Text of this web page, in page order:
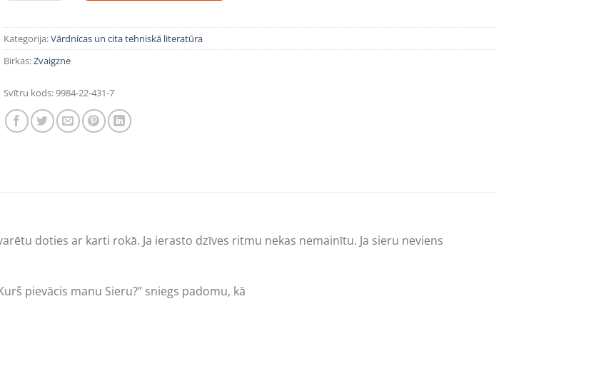
Kategorija:Vārdnīcas un cita tehniskā literatūra
Birkas:Zvaigzne
Svītru kods:9984-22-431-7
doties ar karti rokā. Ja ierasto dzīves ritmu nekas nemainītu. Ja sieru neviens
pievācis manu Sieru?” sniegs padomu, kā